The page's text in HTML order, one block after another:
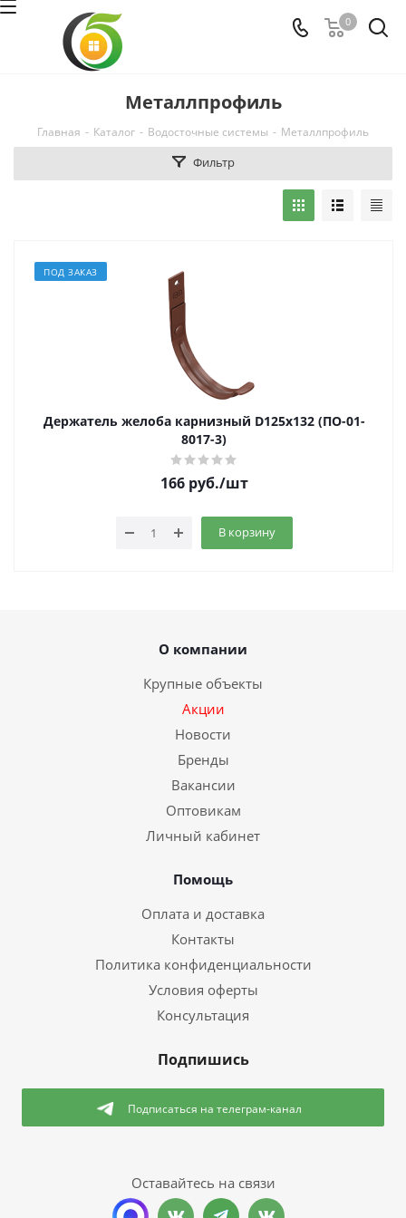
0
Металлпрофиль
Главная - Каталог - Водосточные системы - Металлпрофиль
Фильтр
ПОД ЗАКАЗ
Держатель желоба карнизный D125х132 (ПО-01-
8017-3)
166руб./шт
В корзину
О компании
Крупные объекты
Акции
Новости
Бренды
Вакансии
Оптовикам
Личный кабинет
Помощь
Оплата и доставка
Контакты
Политика конфиденциальности
Условия оферты
Консультация
Подпишись
Подписаться на телеграм-канал
Оставайтесь на связи